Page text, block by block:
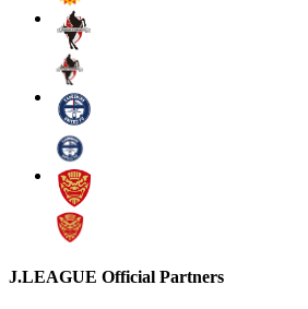
J.LEAGUE Official Partners